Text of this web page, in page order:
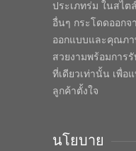
ประเภทร่ม ในสไต
อื่นๆ กระโดดออกจ
ออกแบบและคุณภา
สวยงามพร้อมการ
ที่เดียวเท่านั้น เพื่
ลูกค้าตั้งใจ
นโยบาย